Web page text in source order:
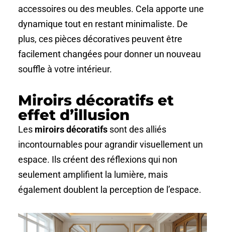
accessoires ou des meubles. Cela apporte une
dynamique tout en restant minimaliste. De
plus, ces pièces décoratives peuvent être
facilement changées pour donner un nouveau
souffle à votre intérieur.
Miroirs décoratifs et
effet d’illusion
Les miroirs décoratifs sont des alliés
incontournables pour agrandir visuellement un
espace. Ils créent des réflexions qui non
seulement amplifient la lumière, mais
également doublent la perception de l’espace.